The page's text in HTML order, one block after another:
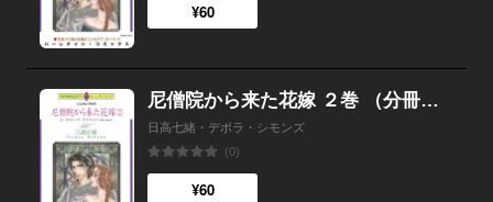
¥60
尼僧院から来た花嫁 ２巻 （分冊版）2話
日高七緒・デボラ・シモンズ
(0)
¥60